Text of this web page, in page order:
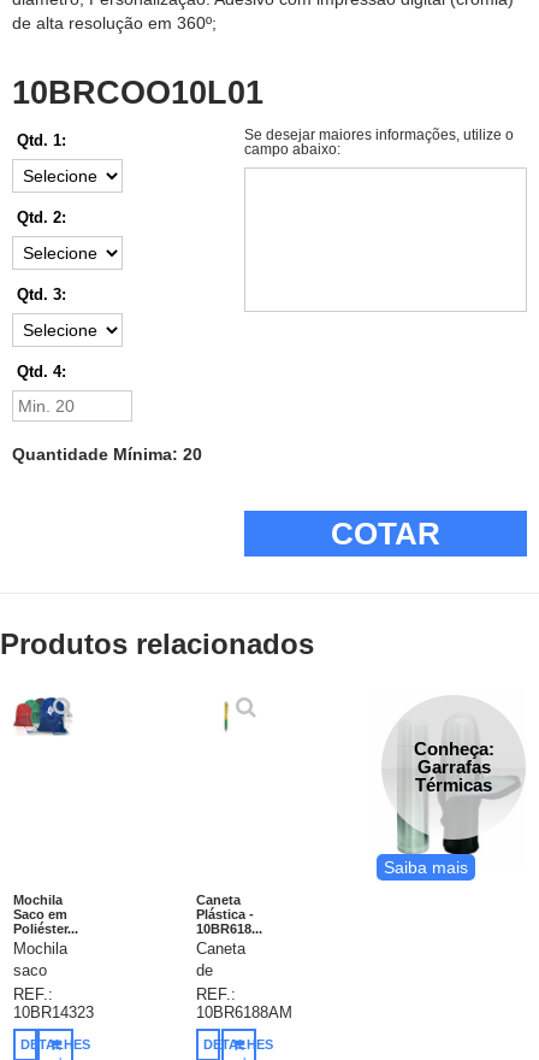
de alta resolução em 360º;
10BRCOO10L01
Qtd. 1:
Qtd. 2:
Qtd. 3:
Qtd. 4:
Quantidade Mínima: 20
Se desejar maiores informações, utilize o
campo abaixo:
COTAR
Produtos relacionados
Mochila
Saco em
Poliéster...
Mochila
saco
confeccionada
em
poliéster.
REF.:
10BR14323
DETALHES
Caneta
Plástica -
10BR618...
Caneta
de
plástico
- com
uma
REF.:
10BR6188AM
DETALHES
Conheça:
Garrafas
Térmicas
Saiba mais